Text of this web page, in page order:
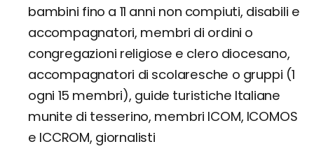
bambini fino a 11 anni non compiuti, disabili e
accompagnatori, membri di ordini o
congregazioni religiose e clero diocesano,
accompagnatori di scolaresche o gruppi (1
ogni 15 membri), guide turistiche Italiane
munite di tesserino, membri ICOM, ICOMOS
e ICCROM, giornalisti